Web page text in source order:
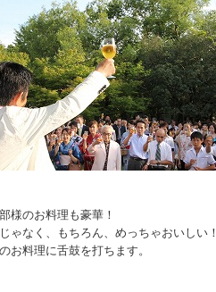
様のお料理も豪華！
ゃなく、もちろん、めっちゃおいしい！
お料理に舌鼓を打ちます。